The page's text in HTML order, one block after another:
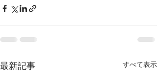
最新記事 すべて表示